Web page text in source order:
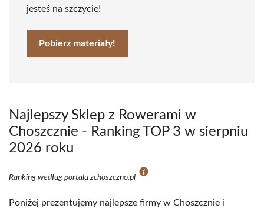
jesteś na szczycie!
Pobierz materiały!
Najlepszy Sklep z Rowerami w
Choszcznie - Ranking TOP 3 w sierpniu
2026 roku
Ranking według portalu zchoszczno.pl
Poniżej prezentujemy najlepsze firmy w Choszcznie i